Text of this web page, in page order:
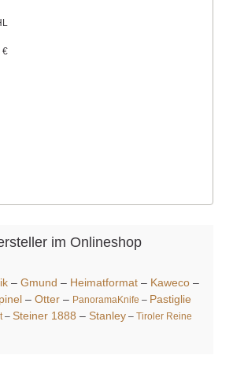
€
im Onlineshop
– Gmund – Heimatformat – Kaweco –
– Otter – PanoramaKnife – Pastiglie
– Steiner 1888 – Stanley – Tiroler Reine